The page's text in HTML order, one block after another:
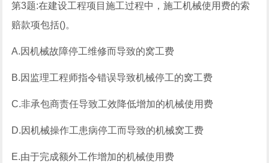
第3题:在建设工程项目施工过程中，施工机械使用费的索
赔款项包括()。
A.因机械故障停工维修而导致的窝工费
B.因监理工程师指令错误导致机械停工的窝工费
C.非承包商责任导致工效降低增加的机械使用费
D.因机械操作工患病停工而导致的机械窝工费
E.由于完成额外工作增加的机械使用费